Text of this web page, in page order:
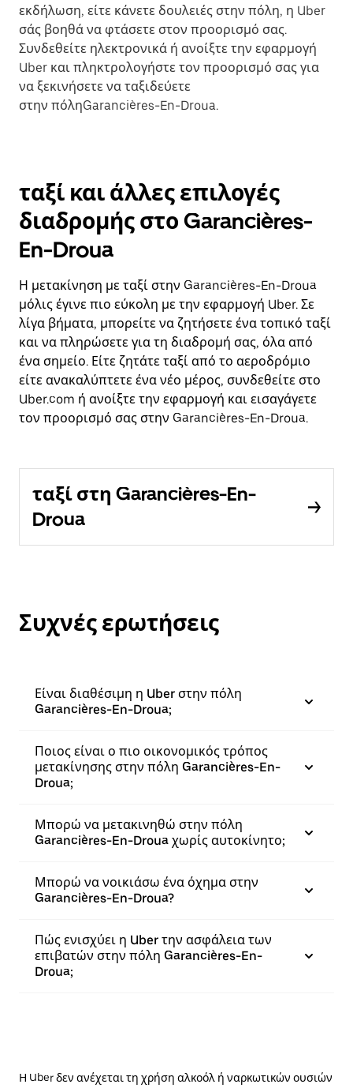
εκδήλωση, είτε κάνετε δουλειές στην πόλη, η Uber
σάς βοηθά να φτάσετε στον προορισμό σας.
Συνδεθείτε ηλεκτρονικά ή ανοίξτε την εφαρμογή
Uber και πληκτρολογήστε τον προορισμό σας για
να ξεκινήσετε να ταξιδεύετε
στην πόληGarancières-En-Droua.
ταξί και άλλες επιλογές
διαδρομής στο Garancières-
En-Droua
Η μετακίνηση με ταξί στην Garancières-En-Droua
μόλις έγινε πιο εύκολη με την εφαρμογή Uber. Σε
λίγα βήματα, μπορείτε να ζητήσετε ένα τοπικό ταξί
και να πληρώσετε για τη διαδρομή σας, όλα από
ένα σημείο. Είτε ζητάτε ταξί από το αεροδρόμιο
είτε ανακαλύπτετε ένα νέο μέρος, συνδεθείτε στο
Uber.com ή ανοίξτε την εφαρμογή και εισαγάγετε
τον προορισμό σας στην Garancières-En-Droua.
ταξί στη Garancières-En-
Droua
Συχνές ερωτήσεις
Είναι διαθέσιμη η Uber στην πόλη
Garancières-En-Droua;
Ποιος είναι ο πιο οικονομικός τρόπος
μετακίνησης στην πόλη Garancières-En-
Droua;
Μπορώ να μετακινηθώ στην πόλη
Garancières-En-Droua χωρίς αυτοκίνητο;
Μπορώ να νοικιάσω ένα όχημα στην
Garancières-En-Droua?
Πώς ενισχύει η Uber την ασφάλεια των
επιβατών στην πόλη Garancières-En-
Droua;
Η Uber δεν ανέχεται τη χρήση αλκοόλ ή ναρκωτικών ουσιών